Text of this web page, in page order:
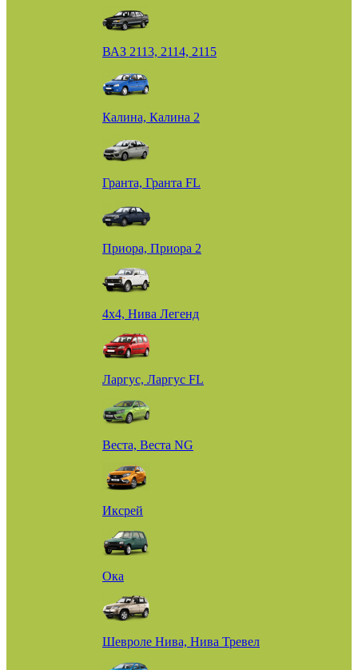
ВАЗ 2113, 2114, 2115
Калина, Калина 2
Гранта, Гранта FL
Приора, Приора 2
4х4, Нива Легенд
Ларгус, Ларгус FL
Веста, Веста NG
Иксрей
Ока
Шевроле Нива, Нива Тревел